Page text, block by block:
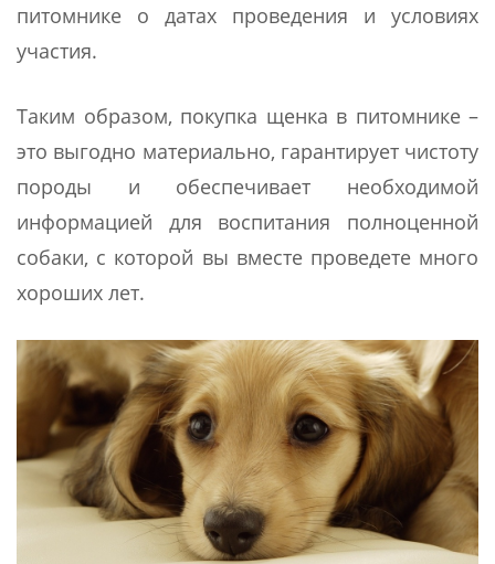
питомнике о датах проведения и условиях
участия.
Таким образом, покупка щенка в питомнике –
это выгодно материально, гарантирует чистоту
породы и обеспечивает необходимой
информацией для воспитания полноценной
собаки, с которой вы вместе проведете много
хороших лет.